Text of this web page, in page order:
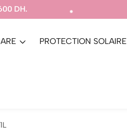
PROTECTION SOLAIRE